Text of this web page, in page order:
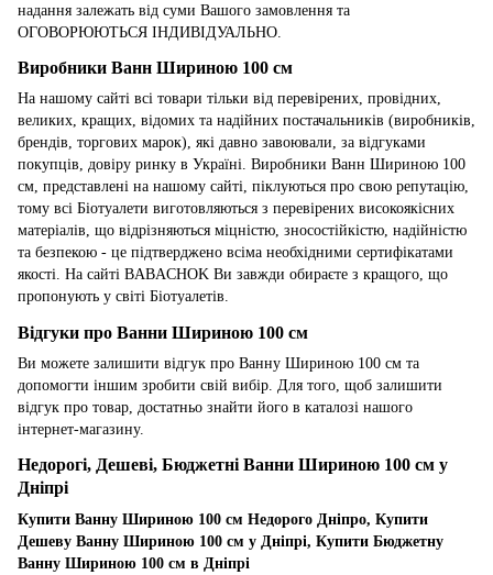
надання залежать від суми Вашого замовлення та
ОГОВОРЮЮТЬСЯ ІНДИВІДУАЛЬНО.
Виробники Ванн Шириною 100 см
На нашому сайті всі товари тільки від перевірених, провідних,
великих, кращих, відомих та надійних постачальників (виробників,
брендів, торгових марок), які давно завоювали, за відгуками
покупців, довіру ринку в Україні. Виробники Ванн Шириною 100
см, представлені на нашому сайті, піклуються про свою репутацію,
тому всі Біотуалети виготовляються з перевірених високоякісних
матеріалів, що відрізняються міцністю, зносостійкістю, надійністю
та безпекою - це підтверджено всіма необхідними сертифікатами
якості. На сайті BABACHOK Ви завжди обираєте з кращого, що
пропонують у світі Біотуалетів.
Відгуки про Ванни Шириною 100 см
Ви можете залишити відгук про Ванну Шириною 100 см та
допомогти іншим зробити свій вибір. Для того, щоб залишити
відгук про товар, достатньо знайти його в каталозі нашого
інтернет-магазину.
Недорогі, Дешеві, Бюджетні Ванни Шириною 100 см у
Дніпрі
Купити Ванну Шириною 100 см Недорого Дніпро, Купити
Дешеву Ванну Шириною 100 см у Дніпрі, Купити Бюджетну
Ванну Шириною 100 см в Дніпрі